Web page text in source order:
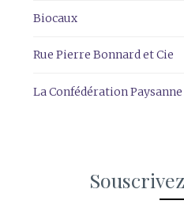
Biocaux
Rue Pierre Bonnard et Cie
La Confédération